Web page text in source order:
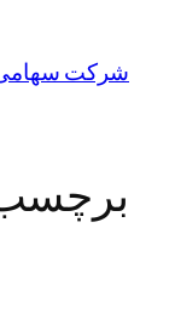
محتواشرکت